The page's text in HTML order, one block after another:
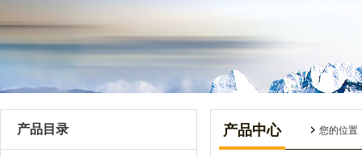
产品目录 产品中心 您的位置